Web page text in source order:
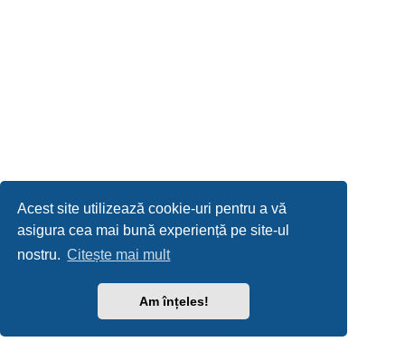
Acest site utilizează cookie-uri pentru a vă
asigura cea mai bună experiență pe site-ul
nostru. Citește mai mult
Am înțeles!